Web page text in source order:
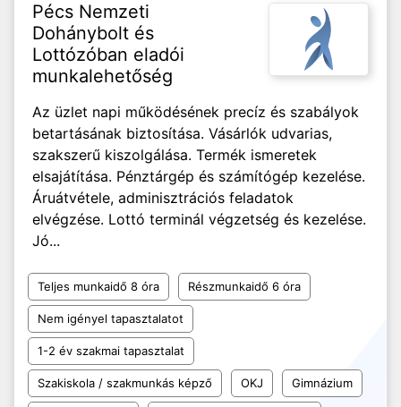
Pécs Nemzeti
Dohánybolt és
Lottózóban eladói
munkalehetőség
Az üzlet napi működésének precíz és szabályok
betartásának biztosítása. Vásárlók udvarias,
szakszerű kiszolgálása. Termék ismeretek
elsajátítása. Pénztárgép és számítógép kezelése.
Áruátvétele, adminisztrációs feladatok
elvégzése. Lottó terminál végzetség és kezelése.
Jó...
Teljes munkaidő 8 óra Részmunkaidő 6 óra
Nem igényel tapasztalatot
1-2 év szakmai tapasztalat
Szakiskola / szakmunkás képző OKJ Gimnázium